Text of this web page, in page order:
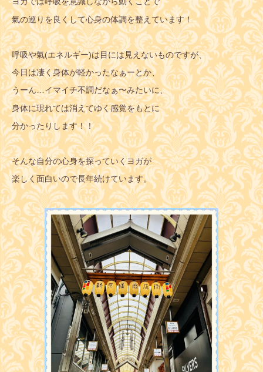
氣の巡りを良くして心身の体調を整えています！
呼吸や氣(エネルギー)は目には見えないものですが、
今日は凄く身体が軽かったなぁーとか、
うーん…イマイチ不調だなぁ〜みたいに、
身体に現れては消えてゆく感覚をもとに
分かったりします！！
そんな自分の心身を探っていくヨガが
楽しく面白いので長年続けています。